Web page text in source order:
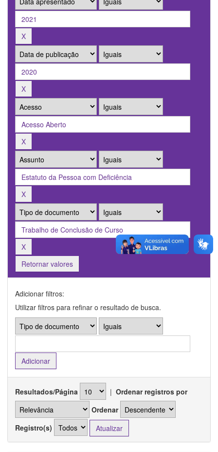
Retornar valores
Adicionar filtros:
Utilizar filtros para refinar o resultado de busca.
Resultados/Página | Ordenar registros por
Ordenar
Registro(s)